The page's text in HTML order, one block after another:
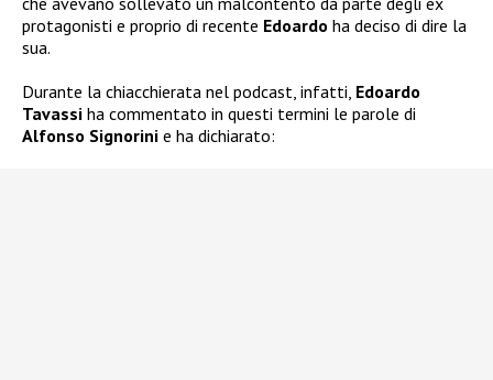
protagonisti e proprio di recente Edoardo ha deciso di dire la
sua.
Durante la chiacchierata nel podcast, infatti, Edoardo
Tavassi ha commentato in questi termini le parole di
Alfonso Signorini e ha dichiarato: